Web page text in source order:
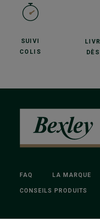
SUIVI
COLIS
FAQ LA MARQUE
CONSEILS PRODUITS